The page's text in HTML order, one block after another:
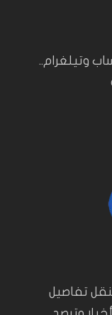
وتيلغرام..
تفاصيل